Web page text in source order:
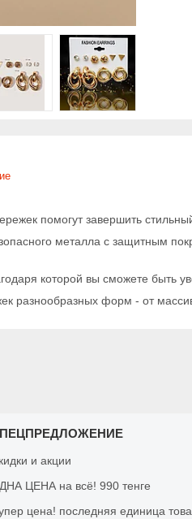
помогут завершить
металла с защитным
которой вы сможете быть
разнообразных форм - от
и акции
ЦЕНА на всё! 990 тенге
цена! последняя единица